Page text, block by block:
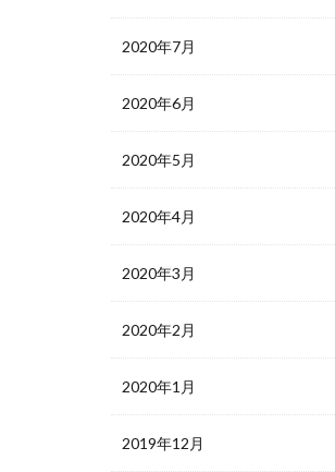
2020年7月
2020年6月
2020年5月
2020年4月
2020年3月
2020年2月
2020年1月
2019年12月